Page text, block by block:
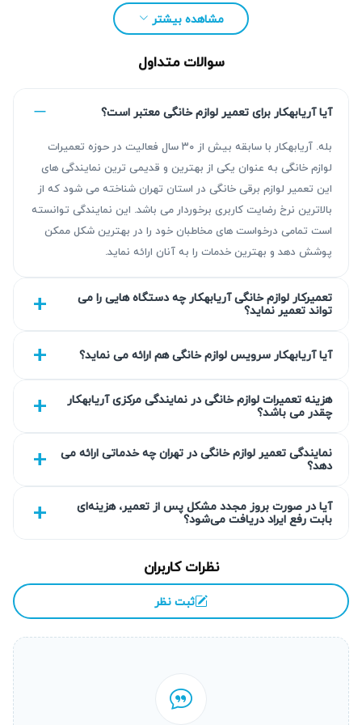
مزیت‌ آریابهکار برای تعمیر پکیج ایران رادیاتور در
جنت آباد
تیم آریابهکار با بیش از ۳۰ سال تجربه در زمینه تعمیر پکیج ایران
رادیاتور، خدماتی قابل اتکا و استاندارد ارائه می‌دهد که شامل
عیب‌یابی دقیق، گارانتی کتبی ۹۰ روزه تا ۴۵۰ روزه و استفاده از
با کیفیت است که رضایت مشتری را فراهم می‌کند.
گارانتی کتبی خدمات
مشتریان می‌توانند با خیالی آسوده از کیفیت کار تیم آریابهکار
بهره‌مند شوند. این گارانتی ضمانت می‌کند که مشکلات مرتبط با
تعمیرات مجدداً به سرعت مورد بررسی قرار می‌گیرند و تا رفع
کامل ادامه خواهد داشت.
انتخاب سطح کیفی قطعه به انتخاب شما
آریابهکار به شما امکان می‌دهد بر اساس نیاز و بودجه، نوع قطعه
مصرفی را انتخاب کنید. از قطعات استاندارد و اورجینال تا
گزینه‌های اقتصادی‌تر، همه عرضه می‌شوند تا تعمیر پکیج ایران
رادیاتور در جنت آباد با نظر و رضایت شما انجام گیرد.
عیب‌یابی دقیق قبل از تعویض قطعه
مشاهده بیشتر
سوالات متداول
آیا آریابهکار برای تعمیر لوازم خانگی معتبر است؟
بله. آریابهکار با سابقه بیش از ۳۰ سال فعالیت در حوزه تعمیرات
لوازم خانگی به عنوان یکی از بهترین و قدیمی ترین نمایندگی های
این تعمیر لوازم برقی خانگی در استان تهران شناخته می شود که از
بالاترین نرخ رضایت کاربری برخوردار می باشد. این نمایندگی توانسته
است تمامی درخواست های مخاطبان خود را در بهترین شکل ممکن
پوشش دهد و بهترین خدمات را به آنان ارائه نماید.
تعمیرکار لوازم خانگی آریابهکار چه دستگاه هایی را می
تواند تعمیر نماید؟
آیا آریابهکار سرویس لوازم خانگی هم ارائه می نماید؟
هزینه تعمیرات لوازم خانگی در نمایندگی مرکزی آریابهکار
چقدر می باشد؟
نمایندگی تعمیر لوازم خانگی در تهران چه خدماتی ارائه می
دهد؟
آیا در صورت بروز مجدد مشکل پس از تعمیر، هزینه‌ای
بابت رفع ایراد دریافت می‌شود؟
نظرات کاربران
ثبت نظر